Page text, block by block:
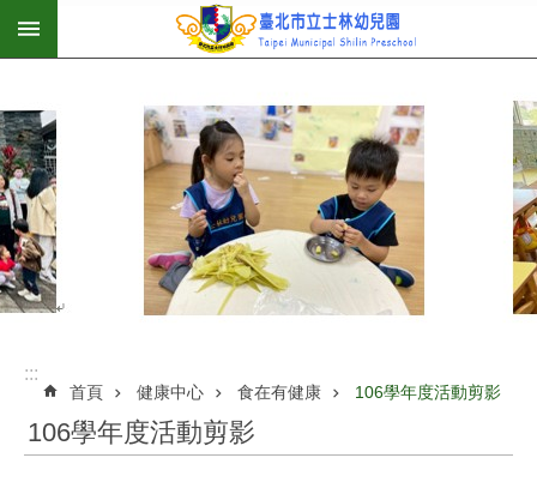
跳到主要內容區塊
:::
首頁 健康中心 食在有健康 106學年度活動剪影
106學年度活動剪影